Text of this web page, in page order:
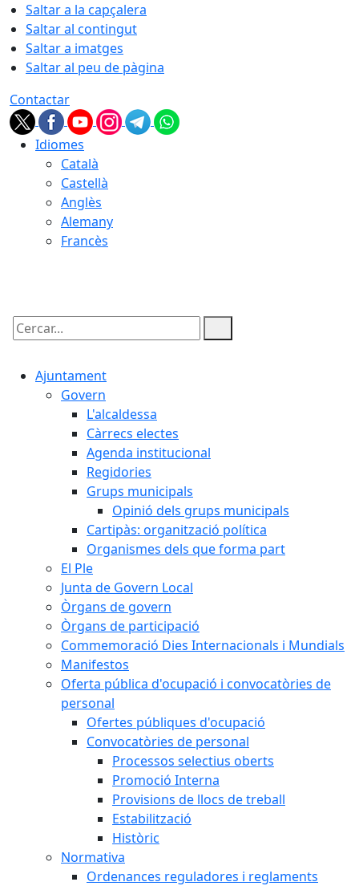
Saltar a la capçalera
Saltar al contingut
Saltar a imatges
Saltar al peu de pàgina
Contactar
Idiomes
Català
Castellà
Anglès
Alemany
Francès
Cercar:
Ajuntament
Govern
L'alcaldessa
Càrrecs electes
Agenda institucional
Regidories
Grups municipals
Opinió dels grups municipals
Cartipàs: organització política
Organismes dels que forma part
El Ple
Junta de Govern Local
Òrgans de govern
Òrgans de participació
Commemoració Dies Internacionals i Mundials
Manifestos
Oferta pública d'ocupació i convocatòries de
personal
Ofertes públiques d'ocupació
Convocatòries de personal
Processos selectius oberts
Promoció Interna
Provisions de llocs de treball
Estabilització
Històric
Normativa
Ordenances reguladores i reglaments